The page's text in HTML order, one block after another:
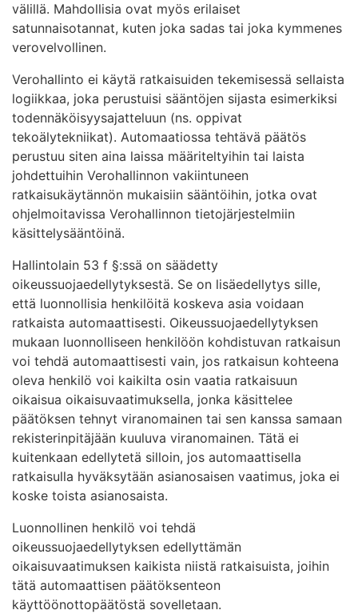
välillä. Mahdollisia ovat myös erilaiset
satunnaisotannat, kuten joka sadas tai joka kymmenes
verovelvollinen.
Verohallinto ei käytä ratkaisuiden tekemisessä sellaista
logiikkaa, joka perustuisi sääntöjen sijasta esimerkiksi
todennäköisyysajatteluun (ns. oppivat
tekoälytekniikat). Automaatiossa tehtävä päätös
perustuu siten aina laissa määriteltyihin tai laista
johdettuihin Verohallinnon vakiintuneen
ratkaisukäytännön mukaisiin sääntöihin, jotka ovat
ohjelmoitavissa Verohallinnon tietojärjestelmiin
käsittelysääntöinä.
Hallintolain 53 f §:ssä on säädetty
oikeussuojaedellytyksestä. Se on lisäedellytys sille,
että luonnollisia henkilöitä koskeva asia voidaan
ratkaista automaattisesti. Oikeussuojaedellytyksen
mukaan luonnolliseen henkilöön kohdistuvan ratkaisun
voi tehdä automaattisesti vain, jos ratkaisun kohteena
oleva henkilö voi kaikilta osin vaatia ratkaisuun
oikaisua oikaisuvaatimuksella, jonka käsittelee
päätöksen tehnyt viranomainen tai sen kanssa samaan
rekisterinpitäjään kuuluva viranomainen. Tätä ei
kuitenkaan edellytetä silloin, jos automaattisella
ratkaisulla hyväksytään asianosaisen vaatimus, joka ei
koske toista asianosaista.
Luonnollinen henkilö voi tehdä
oikeussuojaedellytyksen edellyttämän
oikaisuvaatimuksen kaikista niistä ratkaisuista, joihin
tätä automaattisen päätöksenteon
käyttöönottopäätöstä sovelletaan.